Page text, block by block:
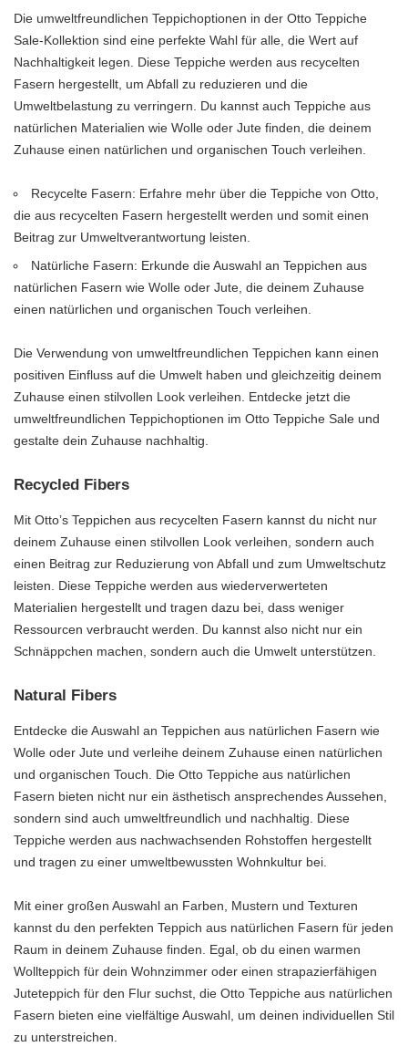
Die umweltfreundlichen Teppichoptionen in der Otto Teppiche
Sale-Kollektion sind eine perfekte Wahl für alle, die Wert auf
Nachhaltigkeit legen. Diese Teppiche werden aus recycelten
Fasern hergestellt, um Abfall zu reduzieren und die
Umweltbelastung zu verringern. Du kannst auch Teppiche aus
natürlichen Materialien wie Wolle oder Jute finden, die deinem
Zuhause einen natürlichen und organischen Touch verleihen.
Recycelte Fasern: Erfahre mehr über die Teppiche von Otto,
die aus recycelten Fasern hergestellt werden und somit einen
Beitrag zur Umweltverantwortung leisten.
Natürliche Fasern: Erkunde die Auswahl an Teppichen aus
natürlichen Fasern wie Wolle oder Jute, die deinem Zuhause
einen natürlichen und organischen Touch verleihen.
Die Verwendung von umweltfreundlichen Teppichen kann einen
positiven Einfluss auf die Umwelt haben und gleichzeitig deinem
Zuhause einen stilvollen Look verleihen. Entdecke jetzt die
umweltfreundlichen Teppichoptionen im Otto Teppiche Sale und
gestalte dein Zuhause nachhaltig.
Recycled Fibers
Mit Otto’s Teppichen aus recycelten Fasern kannst du nicht nur
deinem Zuhause einen stilvollen Look verleihen, sondern auch
einen Beitrag zur Reduzierung von Abfall und zum Umweltschutz
leisten. Diese Teppiche werden aus wiederverwerteten
Materialien hergestellt und tragen dazu bei, dass weniger
Ressourcen verbraucht werden. Du kannst also nicht nur ein
Schnäppchen machen, sondern auch die Umwelt unterstützen.
Natural Fibers
Entdecke die Auswahl an Teppichen aus natürlichen Fasern wie
Wolle oder Jute und verleihe deinem Zuhause einen natürlichen
und organischen Touch. Die Otto Teppiche aus natürlichen
Fasern bieten nicht nur ein ästhetisch ansprechendes Aussehen,
sondern sind auch umweltfreundlich und nachhaltig. Diese
Teppiche werden aus nachwachsenden Rohstoffen hergestellt
und tragen zu einer umweltbewussten Wohnkultur bei.
Mit einer großen Auswahl an Farben, Mustern und Texturen
kannst du den perfekten Teppich aus natürlichen Fasern für jeden
Raum in deinem Zuhause finden. Egal, ob du einen warmen
Wollteppich für dein Wohnzimmer oder einen strapazierfähigen
Juteteppich für den Flur suchst, die Otto Teppiche aus natürlichen
Fasern bieten eine vielfältige Auswahl, um deinen individuellen Stil
zu unterstreichen.